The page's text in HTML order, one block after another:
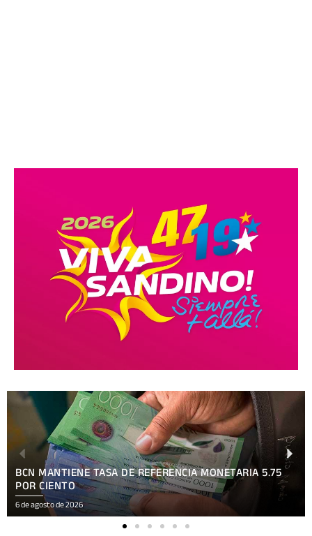
BCN MANTIENE TASA DE REFERENCIA MONETARIA 5.75
POR CIENTO
6 de agosto de 2026